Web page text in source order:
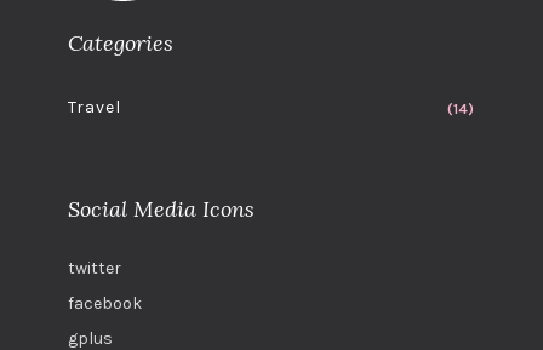
Categories
Travel (14)
Social Media Icons
twitter
facebook
gplus